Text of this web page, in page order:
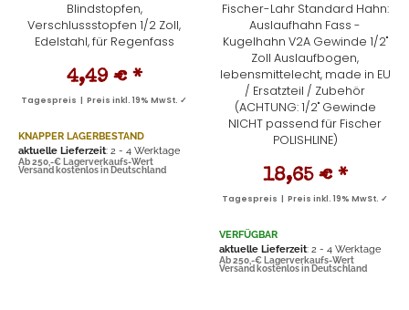
Blindstopfen,
Verschlussstopfen 1/2 Zoll,
Edelstahl, für Regenfass
4,49 € *
Tagespreis | Preis inkl. 19% MwSt. ✓
KNAPPER LAGERBESTAND
aktuelle Lieferzeit: 2 - 4 Werktage
Ab 250,-€ Lagerverkaufs-Wert
Versand kostenlos in Deutschland
Fischer-Lahr Standard Hahn:
Auslaufhahn Fass -
Kugelhahn V2A Gewinde 1/2"
Zoll Auslaufbogen,
lebensmittelecht, made in EU
/ Ersatzteil / Zubehör
(ACHTUNG: 1/2" Gewinde
NICHT passend für Fischer
POLISHLINE)
18,65 € *
Tagespreis | Preis inkl. 19% MwSt. ✓
VERFÜGBAR
aktuelle Lieferzeit: 2 - 4 Werktage
Ab 250,-€ Lagerverkaufs-Wert
Versand kostenlos in Deutschland